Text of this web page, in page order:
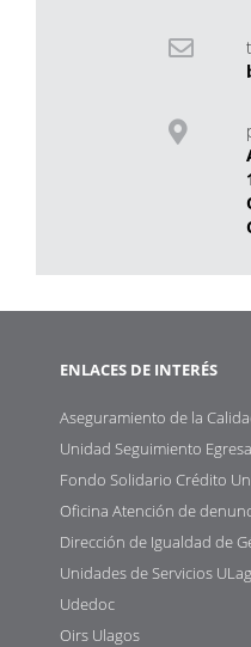
ENLACES DE INTERÉS
Aseguramiento de la
Unidad Seguimiento
Fondo Solidario Crédito
Oficina Atención de
Dirección de Igualdad de
Unidades de Servicios
Udedoc
Oirs Ulagos